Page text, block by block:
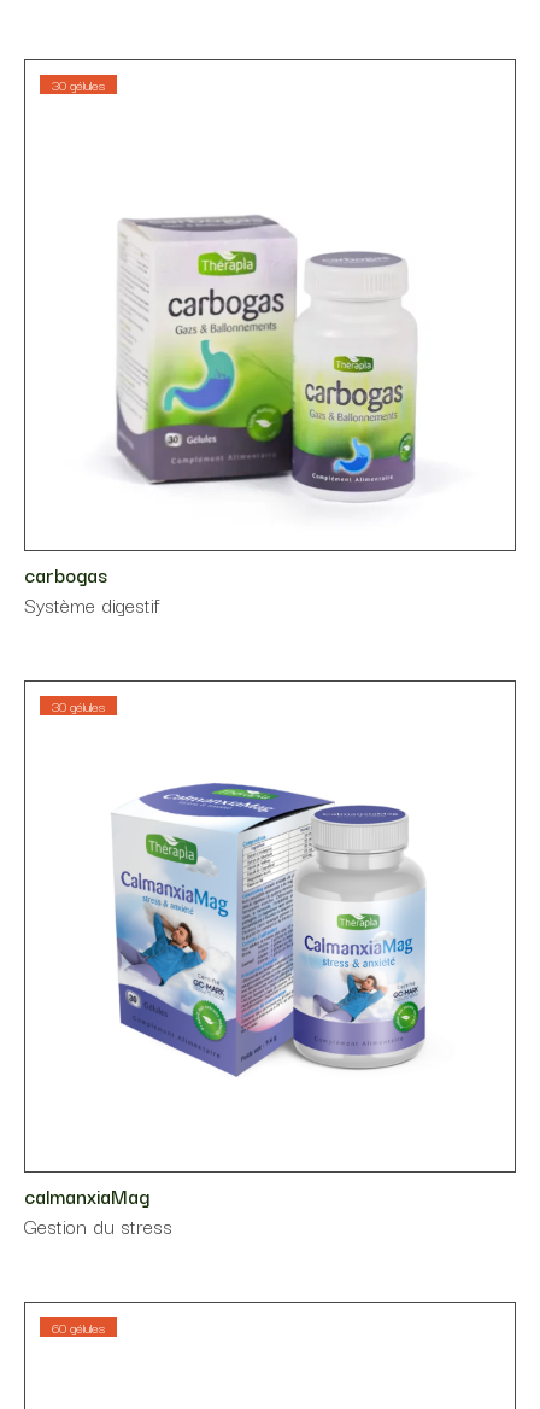
30 gélules
carbogas
Système digestif
30 gélules
calmanxiaMag
Gestion du stress
60 gélules